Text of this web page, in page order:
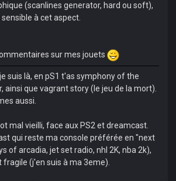
(scanlines generator, hard ou soft),
à cet aspect.
sur mes jouets
suis là, en pS1 t'as symphony of the
ainsi que vagrant story (le jeu de la mort).
aussi.
mal vieilli, face aux PS2 et dreamcast.
qui reste ma console préférée en "next
of arcadia, jet set radio, nhl 2K, nba 2k),
fragile (j'en suis à ma 3eme).